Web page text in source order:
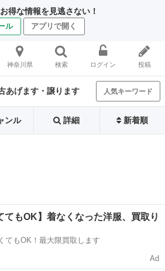
得な情報を見逃さない！
ル アプリで開く
神奈川県 検索 ログイン 投稿
あげます・譲ります 人気キーワード
ンル 詳細 新着順
てもOK】着なくなった洋服、買取り
てもOK！最大限買取します
Ad